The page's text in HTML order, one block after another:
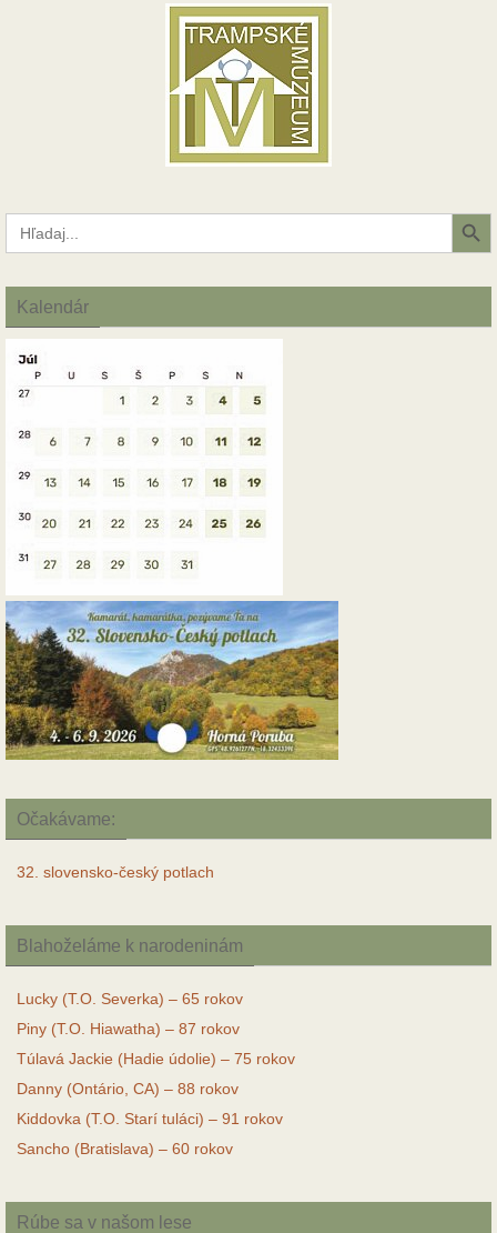
Search
for:
Search Button
Kalendár
Očakávame:
32. slovensko-český potlach
Blahoželáme k narodeninám
Lucky (T.O. Severka) – 65 rokov
Piny (T.O. Hiawatha) – 87 rokov
Túlavá Jackie (Hadie údolie) – 75 rokov
Danny (Ontário, CA) – 88 rokov
Kiddovka (T.O. Starí tuláci) – 91 rokov
Sancho (Bratislava) – 60 rokov
Rúbe sa v našom lese